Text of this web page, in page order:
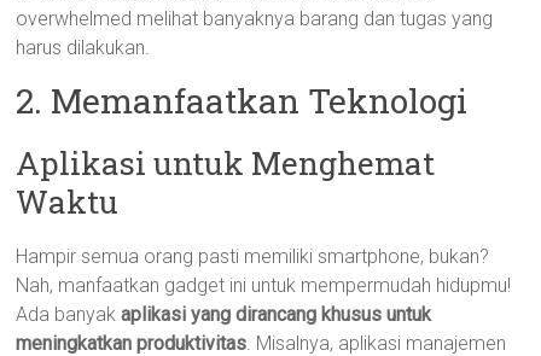
overwhelmed melihat banyaknya barang dan tugas yang
harus dilakukan.
2. Memanfaatkan Teknologi
Aplikasi untuk Menghemat
Waktu
Hampir semua orang pasti memiliki smartphone, bukan?
Nah, manfaatkan gadget ini untuk mempermudah hidupmu!
Ada banyakaplikasi yang dirancang khusus untuk
meningkatkan produktivitas. Misalnya, aplikasi manajemen